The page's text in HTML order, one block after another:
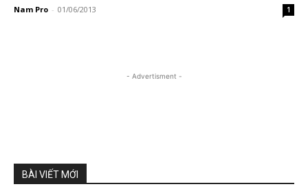
Nam Pro - 01/06/2013 1
- Advertisment -
BÀI VIẾT MỚI